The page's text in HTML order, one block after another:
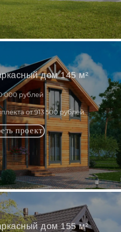
дом 145 м²
000 рублей
от 913 500 рублей
дом 155 м²